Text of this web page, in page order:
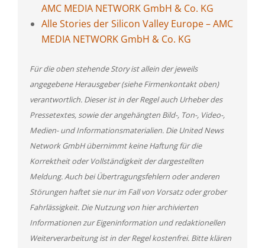
AMC MEDIA NETWORK GmbH & Co. KG
Alle Stories der Silicon Valley Europe – AMC
MEDIA NETWORK GmbH & Co. KG
Für die oben stehende Story ist allein der jeweils
angegebene Herausgeber (siehe Firmenkontakt oben)
verantwortlich. Dieser ist in der Regel auch Urheber des
Pressetextes, sowie der angehängten Bild-, Ton-, Video-,
Medien- und Informationsmaterialien. Die United News
Network GmbH übernimmt keine Haftung für die
Korrektheit oder Vollständigkeit der dargestellten
Meldung. Auch bei Übertragungsfehlern oder anderen
Störungen haftet sie nur im Fall von Vorsatz oder grober
Fahrlässigkeit. Die Nutzung von hier archivierten
Informationen zur Eigeninformation und redaktionellen
Weiterverarbeitung ist in der Regel kostenfrei. Bitte klären